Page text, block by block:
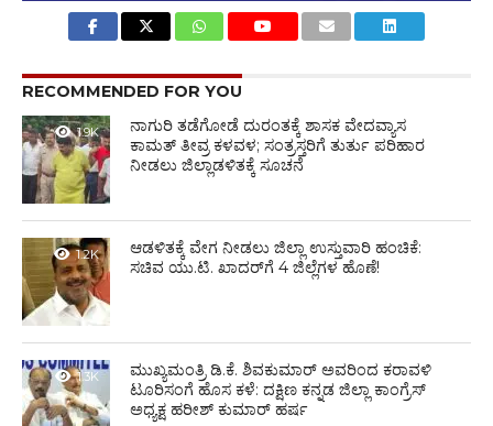
RECOMMENDED FOR YOU
1.9K
ನಾಗುರಿ ತಡೆಗೋಡೆ ದುರಂತಕ್ಕೆ ಶಾಸಕ ವೇದವ್ಯಾಸ
ಕಾಮತ್ ತೀವ್ರ ಕಳವಳ; ಸಂತ್ರಸ್ತರಿಗೆ ತುರ್ತು ಪರಿಹಾರ
ನೀಡಲು ಜಿಲ್ಲಾಡಳಿತಕ್ಕೆ ಸೂಚನೆ
1.2K
ಆಡಳಿತಕ್ಕೆ ವೇಗ ನೀಡಲು ಜಿಲ್ಲಾ ಉಸ್ತುವಾರಿ ಹಂಚಿಕೆ:
ಸಚಿವ ಯು.ಟಿ. ಖಾದರ್‌ಗೆ 4 ಜಿಲ್ಲೆಗಳ ಹೊಣೆ!
1.3K
ಮುಖ್ಯಮಂತ್ರಿ ಡಿ.ಕೆ. ಶಿವಕುಮಾರ್ ಅವರಿಂದ ಕರಾವಳಿ
ಟೂರಿಸಂಗೆ ಹೊಸ ಕಳೆ: ದಕ್ಷಿಣ ಕನ್ನಡ ಜಿಲ್ಲಾ ಕಾಂಗ್ರೆಸ್
ಅಧ್ಯಕ್ಷ ಹರೀಶ್ ಕುಮಾರ್ ಹರ್ಷ